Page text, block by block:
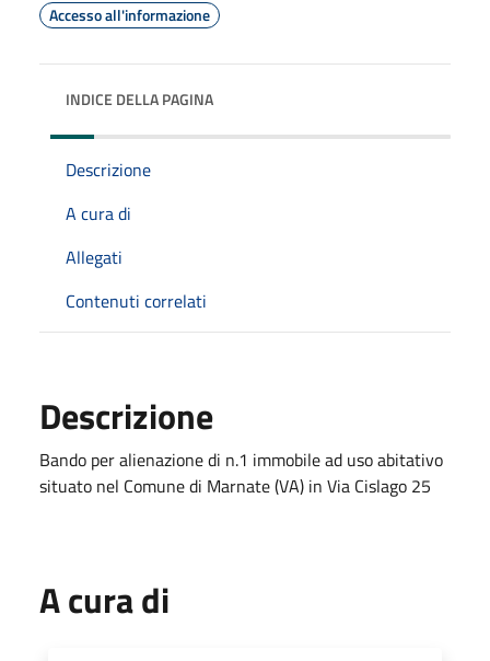
Accesso all'informazione
INDICE DELLA PAGINA
Descrizione
A cura di
Allegati
Contenuti correlati
Descrizione
Bando per alienazione di n.1 immobile ad uso abitativo
situato nel Comune di Marnate (VA) in Via Cislago 25
A cura di